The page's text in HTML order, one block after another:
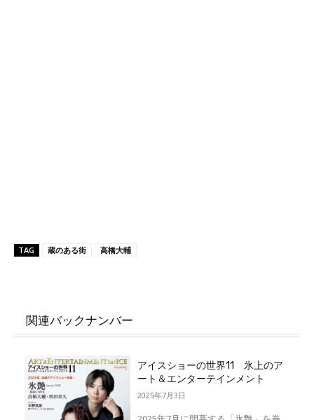
TAG 蔵のある街 高橋大輔
関連バックナンバー
アイスショーの世界11 氷上のア
ート＆エンターテインメント
2025年7月3日